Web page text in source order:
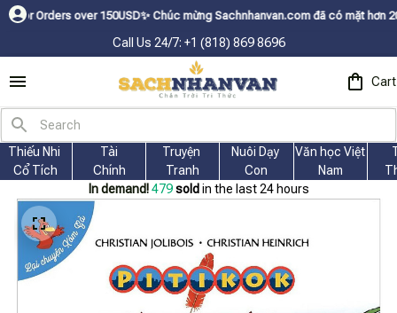
over 150USDㅤ✨Chúc mừng Sachnhanvan.com đã có mặt hơn 200 quốc
Call Us 24/7: +1 (818) 869 8696
Cart
Thiếu Nhi
Cổ Tích
Tài
Chính
Truyện
Tranh
Nuôi Dạy
Con
Văn học Việt
Nam
In demand! 483 sold in the last 24 hours